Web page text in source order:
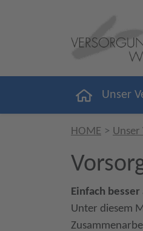
Unser
HOME Unser
Einfach
Unter diesem